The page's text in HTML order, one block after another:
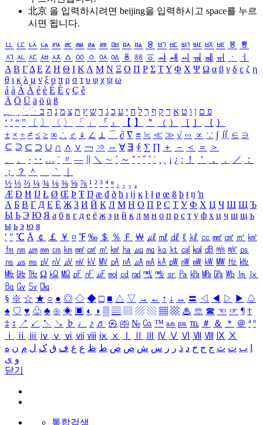
北京 을 입력하시려면 beijing을 입력하시고 space를 누르
시면 됩니다.
ㅥ ㅦ ㅧ ㅨ ㅩ ㅪ ㅫ ㅬ ㅭ ㅮ ㅯ ㅰ ㅱ ㅲ ㅳ ㅴ ㅵ ㅶ ㅷ ㅸ
ㅹ
ㅺ ㅻ ㅼ ㅽ ㅾ ㅿ ㆀ ㆁ ㆂ ㆃ ㆄ ㆅ ㆆ ㆇ ㆈ ㆉ ㆊ ㆋ ㆌ ㆍ
ㆎ
Α Β ΓΔ Ε Ζ Η Θ Ι ΚΛ Μ Ν Ξ Ο Π Ρ Σ ΤΥ Φ Χ Ψ Ω α β γ δ ε ζ η
θ ι κ λ μ ν ξ ο π ρ σ τ υ φ χ ψ ω
á à Á À é è É È ç Ç ê
Ä Ö Ü ä ö ü ß
ִֶֹ ֻּ ׁׂ פ ם ן ו ט א ר ק ף ך ל ח י ע כ ג ד ש ץ ת צ מ נ ה ב
‘ ’ “ ” 〔 〕 〈 〉 「 」 『 』 【 】 ＂ （ ） ［ ］ ｛ ｝
± × ÷ ≠ ≤ ≥ ∞ ∴ ♂ ♀ ∠ ⊥ ⌒ ∂ ∇ ≡ ≒ ≪ ≫ √ ∽ ∝ ∵ ∫ ∬ ∈ ∋
⊆ ⊇ ⊂ ⊃ ∪ ∩ ∧ ∨ ￢ ⇒ ⇔ ∀ ∃ ∮ ∑ ∏ ＋ － ＜ ＝
＞
、
。 · ‥ … ¨ 〃 ― ＼ ∼ ´ ～ ˇ ˘ ˝ ˚ ˙ ¸ ¡ ¿ ː ！ ＇ ， ． ／
：
；
？ ＾ ｀
½ ⅓ ⅔ ¼ ¾ ⅛ ⅜ ⅝ ⅞ ¹ ² ³ ⁴ ⁿ ₁ ₂ ₃ ₄
Æ Ð Ħ Ĳ Ł Ø Œ Þ Ŧ Ŋ æ đ ð ħ ı ĳ ĸ ŀ ł ø œ ß þ ŧ ŋ ŉ
А Б В Г Д Е Ё Ж З И Й К Л М Н О П Р С Т У Ф Х Ц Ч Ш Щ Ъ
Ы Ь Э Ю Я а б в г д е ё ж з и й к л м н о п р с т у ф х ц ч ш щ ъ
ы ь э ю я
′ ″ ℃ Å ￠ ￡ ￥ ¤ ℉ ‰ ＄ ％ Ｆ ￦ ㎕ ㎖ ㎗ ℓ ㎘ ㏄ ㎣ ㎤ ㎥ ㎦
㎙ ㎚ ㎛ ㎜ ㎝ ㎞ ㎟ ㎠ ㎡ ㎢ ㏊ ㎍ ㎎ ㎏ ㏏ ㎈ ㎉ ㏈ ㎧ ㎨ ㎰
㎱ ㎲ ㎳ ㎴ ㎵ ㎶ ㎷ ㎸ ㎹ ㎀ ㎁ ㎂ ㎃ ㎄ ㎺ ㎻ ㎽ ㎾ ㎿ ㎐ ㎑
㎒ ㎓ ㎔ Ω ㏀ ㏁ ㎊ ㎋ ㎌ ㏖ ㏅ ㎭ ㎮ ㎯ ㏛ ㎩ ㎪ ㎫ ㎬ ㏝ ㏐
㏓
㏃ ㏉ ㏜ ㏆
§ ※ ☆ ★ ○ ● ◎ ◇ ◆ □ ■ △ ▽ → ← ↑ ↓ ↔ 〓 ◁ ◀ ▷ ▶ ♤
♠ ♡ ♥ ♧ ♣ ⊙ ◈ ▣ ◐ ◑ ▒ ▤ ▨ ▧ ▦ ▩ ♨ ☏ ☎ ☜ ☞ ¶ †
‡ ↕ ↗ ↙ ↖ ↘ ♭ ♩ ♪ ♬ ㉿ ㈜ № ㏇ ™ ㏂ ㏘ ℡ ＃ ＆ ＊ ＠ ª º
ⅰ
ⅱ ⅲ ⅳ ⅴ ⅵ ⅶ ⅷ ⅸ ⅹ Ⅳ Ⅴ Ⅵ Ⅶ Ⅷ Ⅸ Ⅹ
ب ت ث ج ح خ د ذ ر ز س ش ص ض ط ظ ع غ ف ق ک ل م ن ه
و ی
닫기
통합검색